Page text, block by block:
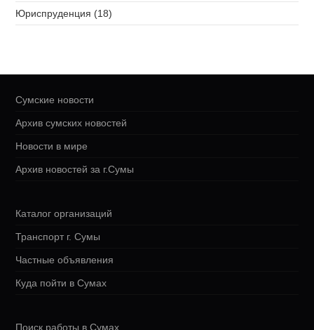
Юриспруденция (18)
Сумские новости
Архив сумских новостей
Новости в мире
Архив новостей за г.Сумы
Каталог организаций
Транспорт г. Сумы
Частные объявления
Куда пойти в Сумах
Поиск работы в Сумах